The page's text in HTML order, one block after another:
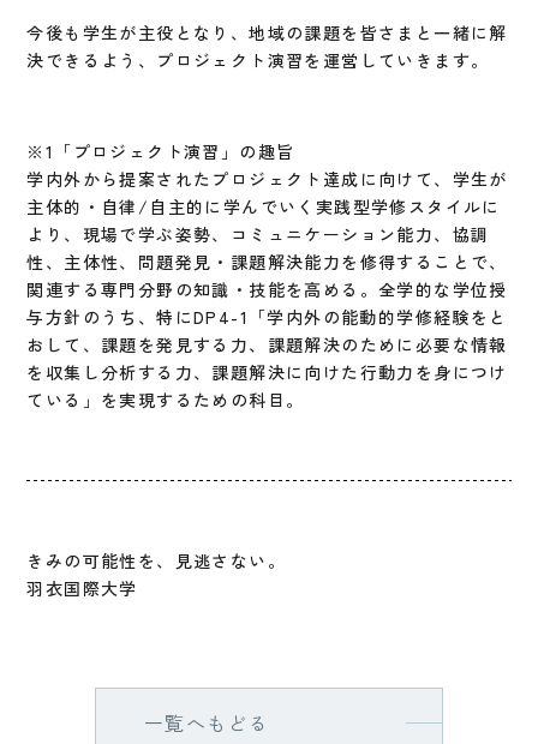
今後も学生が主役となり、地域の課題を皆さまと一緒に解
決できるよう、プロジェクト演習を運営していきます。
※1「プロジェクト演習」の趣旨
学内外から提案されたプロジェクト達成に向けて、学生が
主体的・自律/自主的に学んでいく実践型学修スタイルに
より、現場で学ぶ姿勢、コミュニケーション能力、協調
性、主体性、問題発見・課題解決能力を修得することで、
関連する専門分野の知識・技能を高める。全学的な学位授
与方針のうち、特にDP4-1「学内外の能動的学修経験をと
おして、課題を発見する力、課題解決のために必要な情報
を収集し分析する力、課題解決に向けた行動力を身につけ
ている」を実現するための科目。
きみの可能性を、見逃さない。
羽衣国際大学
一覧へもどる